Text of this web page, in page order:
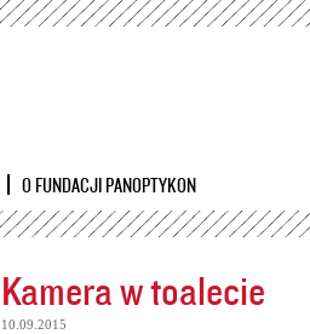
Przejdź
O FUNDACJI PANOPTYKON
Kamera w toalecie
10.09.2015